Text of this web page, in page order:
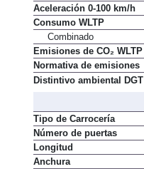
Aceleración 0-100 km/h
Consumo WLTP
Combinado
Emisiones de CO₂ WLTP
Normativa de emisiones
Distintivo ambiental DGT
Tipo de Carrocería
Número de puertas
Longitud
Anchura